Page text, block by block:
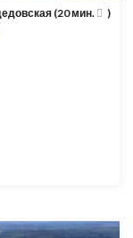
(20 мин. )